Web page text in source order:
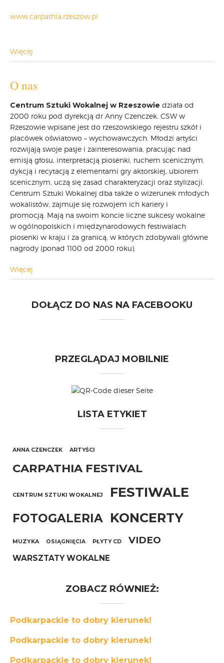
www.carpathia.rzeszow.pl
Więcej
O nas
Centrum Sztuki Wokalnej w Rzeszowie działa od
2000 roku pod dyrekcją dr Anny Czenczek. CSW w
Rzeszowie wpisane jest do rzeszowskiego rejestru szkół i
placówek oświatowo – wychowawczych. Młodzi artyści
rozwijają swoje pasje i zainteresowania, pracując nad
emisją głosu, interpretacją piosenki, ruchem scenicznym,
dykcją i recytacją z elementami gry aktorskiej, ubiorem
scenicznym, uczą się zasad charakteryzacji oraz stylizacji.
Centrum Sztuki Wokalnej dba także o wizerunek młodych
wokalistów, zajmuje się rozwojem ich kariery i
promocją. Mają na swoim koncie liczne sukcesy wokalne
w ogólnopolskich i międzynarodowych festiwalach
piosenki w kraju i za granicą, w których zdobywali główne
nagrody (ponad 1100 od 2000 roku).
Więcej
DOŁĄCZ DO NAS NA FACEBOOKU
PRZEGLĄDAJ MOBILNIE
LISTA ETYKIET
ANNA CZENCZEK ARTYŚCI
CARPATHIA FESTIVAL
CENTRUM SZTUKI WOKALNEJ FESTIWALE
FOTOGALERIA KONCERTY
MUZYKA OSIĄGNIĘCIA PŁYTY CD VIDEO
WARSZTATY WOKALNE
ZOBACZ RÓWNIEŻ:
Podkarpackie to dobry kierunek!
Podkarpackie to dobry kierunek!
Podkarpackie to dobry kierunek!